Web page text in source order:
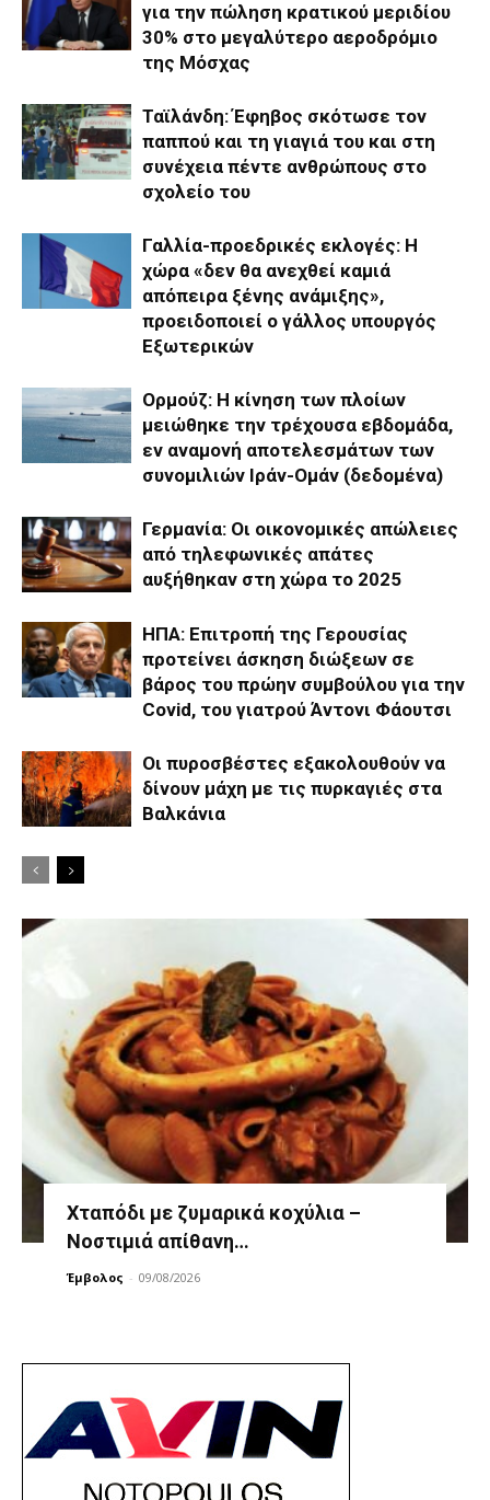
για την πώληση κρατικού μεριδίου
30% στο μεγαλύτερο αεροδρόμιο
της Μόσχας
Ταϊλάνδη: Έφηβος σκότωσε τον
παππού και τη γιαγιά του και στη
συνέχεια πέντε ανθρώπους στο
σχολείο του
Γαλλία-προεδρικές εκλογές: Η
χώρα «δεν θα ανεχθεί καμιά
απόπειρα ξένης ανάμιξης»,
προειδοποιεί ο γάλλος υπουργός
Εξωτερικών
Ορμούζ: Η κίνηση των πλοίων
μειώθηκε την τρέχουσα εβδομάδα,
εν αναμονή αποτελεσμάτων των
συνομιλιών Ιράν-Ομάν (δεδομένα)
Γερμανία: Οι οικονομικές απώλειες
από τηλεφωνικές απάτες
αυξήθηκαν στη χώρα το 2025
ΗΠΑ: Επιτροπή της Γερουσίας
προτείνει άσκηση διώξεων σε
βάρος του πρώην συμβούλου για την
Covid, του γιατρού Άντονι Φάουτσι
Οι πυροσβέστες εξακολουθούν να
δίνουν μάχη με τις πυρκαγιές στα
Βαλκάνια
Χταπόδι με ζυμαρικά κοχύλια –
Νοστιμιά απίθανη…
Έμβολος - 09/08/2026